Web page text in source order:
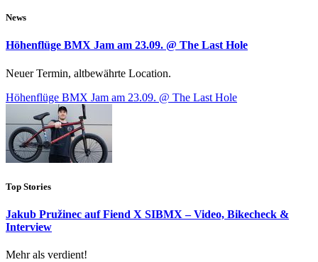
News
Höhenflüge BMX Jam am 23.09. @ The Last Hole
Neuer Termin, altbewährte Location.
Höhenflüge BMX Jam am 23.09. @ The Last Hole
Top Stories
Jakub Pružinec auf Fiend X SIBMX – Video, Bikecheck &
Interview
Mehr als verdient!